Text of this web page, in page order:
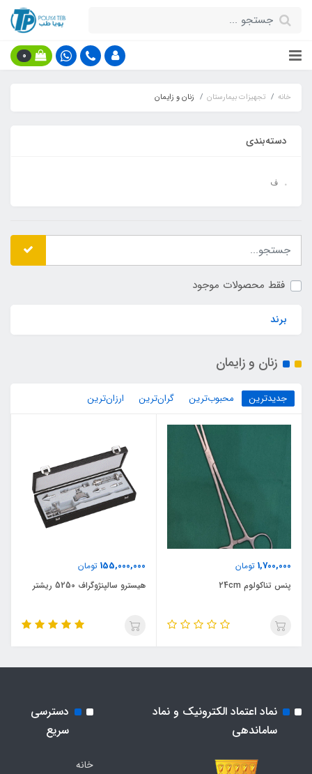
0
خانه تجهیزات بیمارستان زنان و زایمان
دسته‌بندی
ف
فقط محصولات موجود
برند
زنان و زایمان
جدیدترین محبوب‌ترین گران‌ترین ارزان‌ترین
1,700,000 تومان
پنس تناکولوم 24cm
155,000,000 تومان
هیسترو سالپنژوگراف 5250 ریشتر
نماد اعتماد الکترونیک و نماد
ساماندهی
دسترسی
سریع
خانه